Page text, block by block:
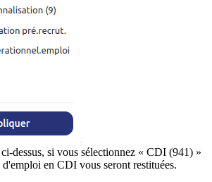
dessus, si vous sélectionnez « CDI (941) »
d'emploi en CDI vous seront restituées.